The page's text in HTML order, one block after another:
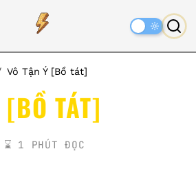
Vô Tận Ý [Bồ tát]
TÁT]
⌛️ 1 PHÚT ĐỌC